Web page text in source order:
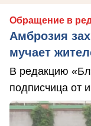
Обращение в
Амброзия
мучает
В редакцию
подписчица от